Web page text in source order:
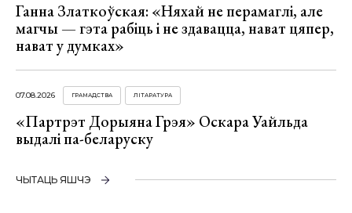
Ганна Златкоўская: «Няхай не перамаглі, але
магчы — гэта рабіць і не здавацца, нават цяпер,
нават у думках»
07.08.2026 ГРАМАДСТВА ЛІТАРАТУРА
«Партрэт Дорыяна Грэя» Оскара Уайльда
выдалі па-беларуску
ЧЫТАЦЬ ЯШЧЭ